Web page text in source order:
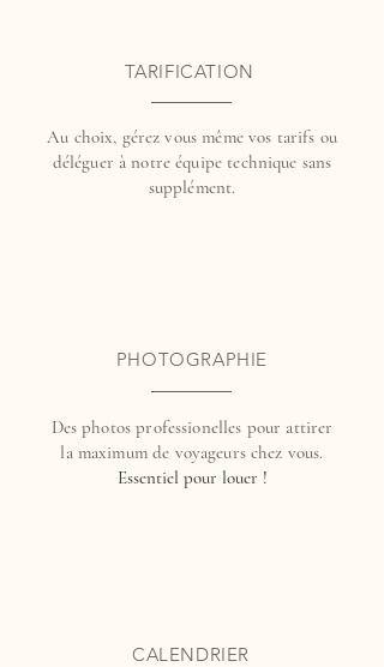
TARIFICATION
Au choix, gérez vous même vos tarifs ou
déléguer à notre équipe technique sans
supplément.
PHOTOGRAPHIE
Des photos professionelles pour attirer
la maximum de voyageurs chez vous.
Essentiel pour louer !
CALENDRIER